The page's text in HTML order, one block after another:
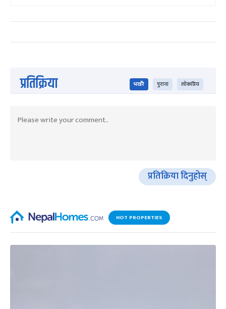
प्रतिक्रिया भर्खरै पुराना लोकप्रिय
प्रतिक्रिया दिनुहोस्
HOT PROPERTIES